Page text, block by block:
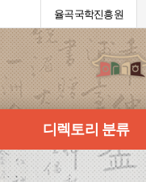
율곡국학진흥원
디렉토리 분류